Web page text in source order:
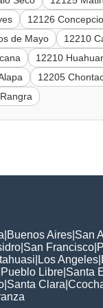
12126
de Mayo
12210
12210
12205
Buenos Aires San
San Francisco
Los Angeles
Pueblo Libre Santa
Santa Clara